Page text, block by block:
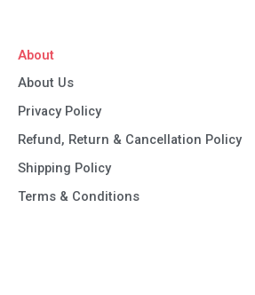
About
About Us
Privacy Policy
Refund, Return & Cancellation Policy
Shipping Policy
Terms & Conditions